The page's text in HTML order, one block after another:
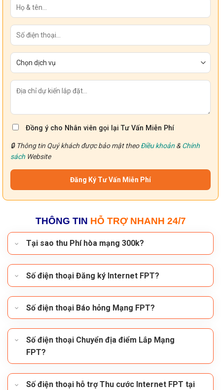
Đồng ý cho Nhân viên gọi lại Tư Vấn Miễn Phí
🔒 Thông tin Quý khách được bảo mật theoĐiều khoản & Chính
sách Website
THÔNG TIN HỖ TRỢ NHANH 24/7
Tại sao thu Phí hòa mạng 300k?
Số điện thoại Đăng ký Internet FPT?
Số điện thoại Báo hỏng Mạng FPT?
Số điện thoại Chuyển địa điểm Lắp Mạng
FPT?
Số điện thoại hỗ trợ Thu cước Internet FPT tại